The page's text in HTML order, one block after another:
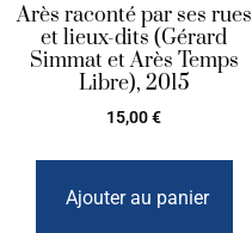
Arès raconté par ses rues
et lieux-dits (Gérard
Simmat et Arès Temps
Libre), 2015
15,00€
Ajouter au panier